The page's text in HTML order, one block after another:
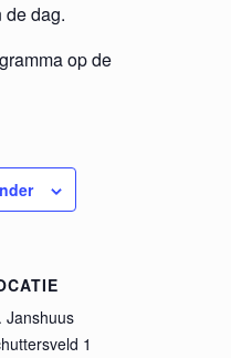
de dag.
op de
Janshuus
1